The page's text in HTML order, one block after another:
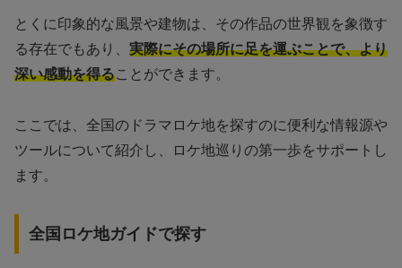
とくに印象的な風景や建物は、その作品の世界観を象徴す
る存在でもあり、 実際にその場所に足を運ぶことで、より
深い感動を得ることができます。
ここでは、全国のドラマロケ地を探すのに便利な情報源や
ツールについて紹介し、ロケ地巡りの第一歩をサポートし
ます。
全国ロケ地ガイドで探す